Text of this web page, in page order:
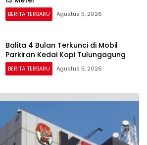
BERITA TERBARU Agustus 5, 2026
Balita 4 Bulan Terkunci di Mobil
Parkiran Kedai Kopi Tulungagung
BERITA TERBARU Agustus 5, 2026